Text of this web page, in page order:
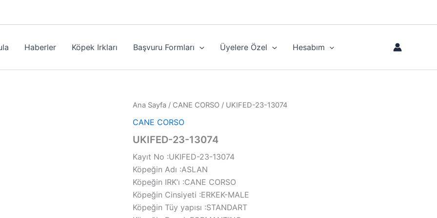
Haberler Köpek Irkları Başvuru Formları Üyelere Özel Hesabım
Ana Sayfa / CANE CORSO / UKIFED-23-13074
CANE CORSO
UKIFED-23-13074
Kayıt No :UKIFED-23-13074
Köpeğin Adı :ASLAN
Köpeğin IRK’ı :CANE CORSO
Köpeğin Cinsiyeti :ERKEK-MALE
Köpeğin Tüy yapısı :STANDART